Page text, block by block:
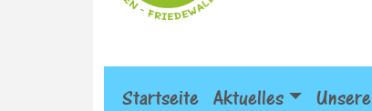
Startseite Aktuelles